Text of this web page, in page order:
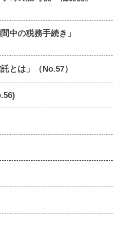
中の税務手続き」
とは」（No.57）